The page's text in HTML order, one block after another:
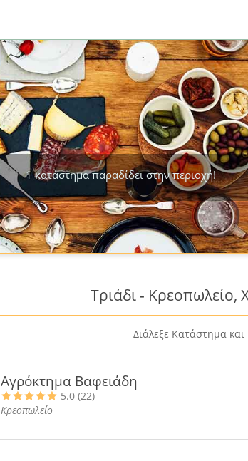
1 κατάστημα παραδίδει στην περιοχή!
Τριάδι - Κρεοπωλείο,
Διάλεξε Κατάστημα
Αγρόκτημα Βαφειάδη
5.0 (22)
Κρεοπωλείο